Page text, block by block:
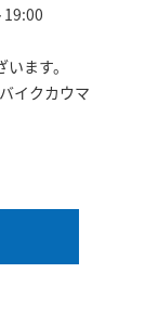
ます。
イクカウマ